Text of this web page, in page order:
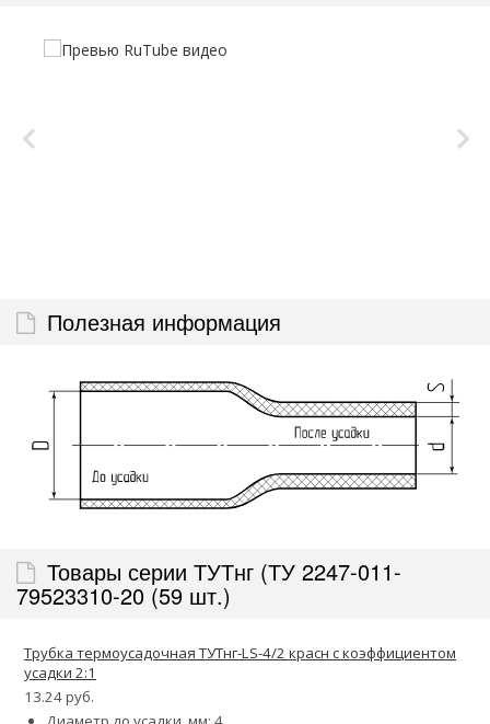
Полезная информация
Товары серии ТУТнг (ТУ 2247-011-
79523310-20 (59 шт.)
Трубка термоусадочная ТУТнг-LS-4/2 красн с коэффициентом
усадки 2:1
13.24 руб.